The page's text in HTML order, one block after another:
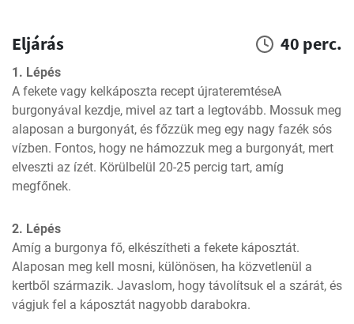
Eljárás 40 perc.
1. Lépés
A fekete vagy kelkáposzta recept újrateremtéseA
burgonyával kezdje, mivel az tart a legtovább. Mossuk meg
alaposan a burgonyát, és főzzük meg egy nagy fazék sós
vízben. Fontos, hogy ne hámozzuk meg a burgonyát, mert
elveszti az ízét. Körülbelül 20-25 percig tart, amíg
megfőnek.
2. Lépés
Amíg a burgonya fő, elkészítheti a fekete káposztát.
Alaposan meg kell mosni, különösen, ha közvetlenül a
kertből származik. Javaslom, hogy távolítsuk el a szárát, és
vágjuk fel a káposztát nagyobb darabokra.